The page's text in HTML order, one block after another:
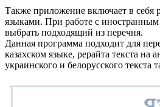
Также приложение включает в себя
языками. При работе с
выбрать подходящий из перечня.
Данная программа подходит для
казахском языке, рерайта текста на
украинского и белорусского текста